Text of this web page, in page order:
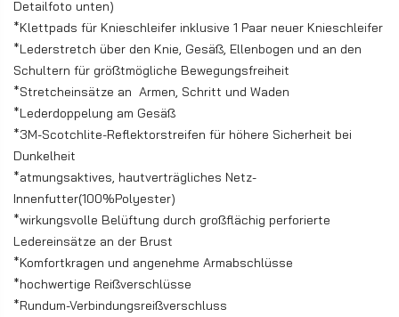
Detailfoto unten)
*Klettpads für Knieschleifer inklusive 1 Paar neuer Knieschleifer
*Lederstretch über den Knie, Gesäß, Ellenbogen und an den
Schultern für größtmögliche Bewegungsfreiheit
*Stretcheinsätze an Armen, Schritt und Waden
*Lederdoppelung am Gesäß
*3M-Scotchlite-Reflektorstreifen für höhere Sicherheit bei
Dunkelheit
*atmungsaktives, hautverträgliches Netz-
Innenfutter(100%Polyester)
*wirkungsvolle Belüftung durch großflächig perforierte
Ledereinsätze an der Brust
*Komfortkragen und angenehme Armabschlüsse
*hochwertige Reißverschlüsse
*Rundum-Verbindungsreißverschluss